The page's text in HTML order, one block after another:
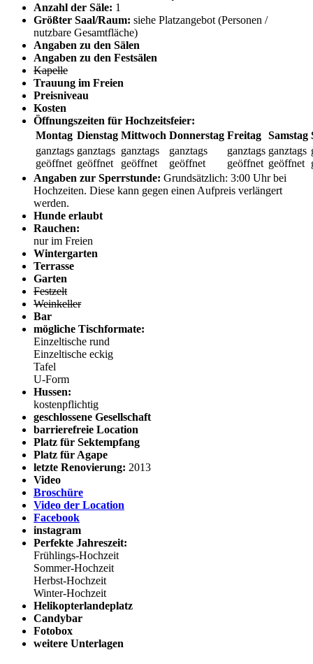
Anzahl der Säle: 1
Größter Saal/Raum: siehe Platzangebot (Personen /
nutzbare Gesamtfläche)
Angaben zu den Sälen
Angaben zu den Festsälen
Kapelle
Trauung im Freien
Preisniveau
Kosten
Öffnungszeiten für Hochzeitsfeier:
Montag Dienstag Mittwoch Donnerstag Freitag Samstag
ganztags
geöffnet
ganztags
geöffnet
ganztags
geöffnet
ganztags
geöffnet
ganztags
geöffnet
ganztags
geöffnet
Angaben zur Sperrstunde: Grundsätzlich: 3:00 Uhr bei
Hochzeiten. Diese kann gegen einen Aufpreis verlängert
werden.
Hunde erlaubt
Rauchen:
nur im Freien
Wintergarten
Terrasse
Garten
Festzelt
Weinkeller
Bar
mögliche Tischformate:
Einzeltische rund
Einzeltische eckig
Tafel
U-Form
Hussen:
kostenpflichtig
geschlossene Gesellschaft
barrierefreie Location
Platz für Sektempfang
Platz für Agape
letzte Renovierung: 2013
Video
Broschüre
Video der Location
Facebook
instagram
Perfekte Jahreszeit:
Frühlings-Hochzeit
Sommer-Hochzeit
Herbst-Hochzeit
Winter-Hochzeit
Helikopterlandeplatz
Candybar
Fotobox
weitere Unterlagen